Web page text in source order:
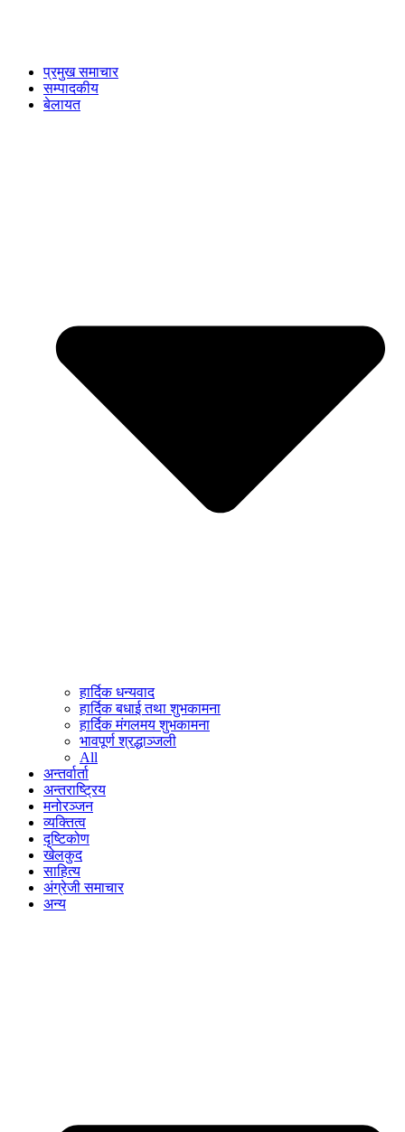
प्रमुख समाचार
सम्पादकीय
बेलायत
हार्दिक धन्यवाद
हार्दिक बधाई तथा शुभकामना
हार्दिक मंगलमय शुभकामना
भावपूर्ण श्रद्धाञ्जली
All
अन्तर्वार्ता
अन्तराष्ट्रिय
मनोरञ्जन
व्यक्तित्व
दृष्टिकोण
खेलकुद
साहित्य
अंग्रेजी समाचार
अन्य